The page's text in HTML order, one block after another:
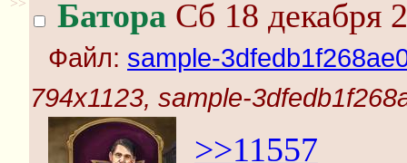
>> Батора Сб 18 декабря
Файл: sample-
794x1123, sample-
>>11557